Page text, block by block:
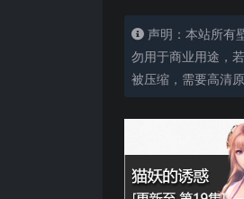
声明：本站所有
勿用于商业用途，
被压缩，需要高清原